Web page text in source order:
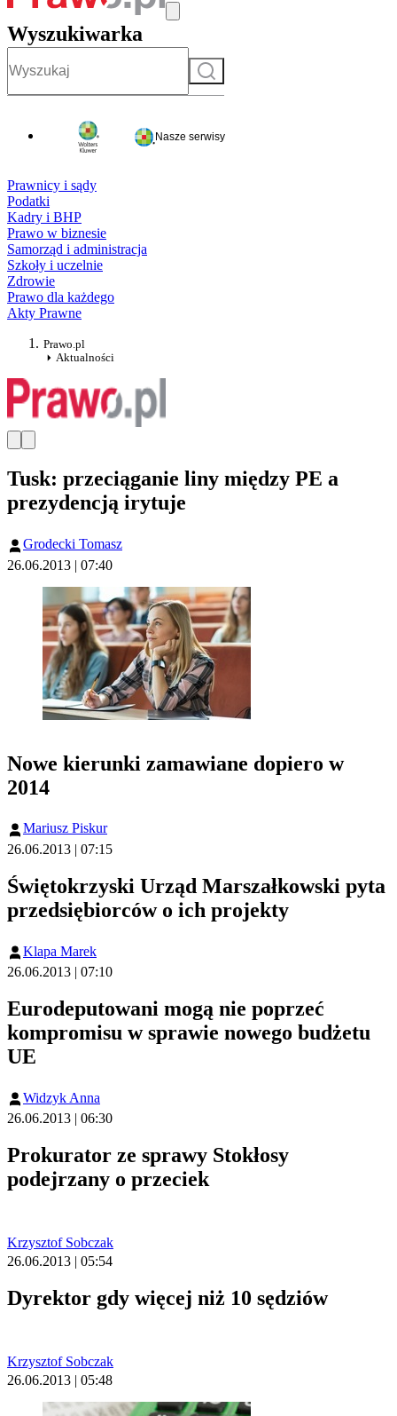
Wyszukiwarka
Szukaj
Nasze serwisy
Prawnicy i sądy
Podatki
Kadry i BHP
Prawo w biznesie
Samorząd i administracja
Szkoły i uczelnie
Zdrowie
Prawo dla każdego
Akty Prawne
Prawo.pl
Aktualności
Tusk: przeciąganie liny między PE a
prezydencją irytuje
Grodecki Tomasz
26.06.2013 | 07:40
Nowe kierunki zamawiane dopiero w
2014
Mariusz Piskur
26.06.2013 | 07:15
Świętokrzyski Urząd Marszałkowski pyta
przedsiębiorców o ich projekty
Klapa Marek
26.06.2013 | 07:10
Eurodeputowani mogą nie poprzeć
kompromisu w sprawie nowego budżetu
UE
Widzyk Anna
26.06.2013 | 06:30
Prokurator ze sprawy Stokłosy
podejrzany o przeciek
Krzysztof Sobczak
26.06.2013 | 05:54
Dyrektor gdy więcej niż 10 sędziów
Krzysztof Sobczak
26.06.2013 | 05:48